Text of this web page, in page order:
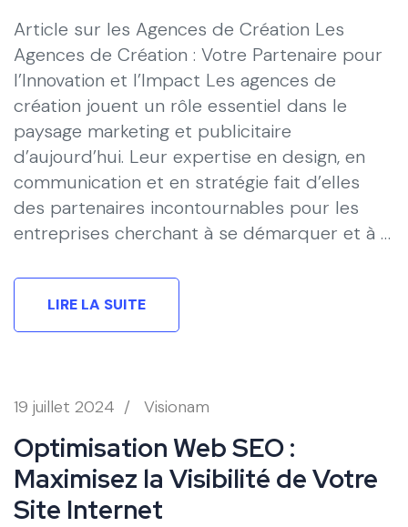
Article sur les Agences de Création Les
Agences de Création : Votre Partenaire pour
l’Innovation et l’Impact Les agences de
création jouent un rôle essentiel dans le
paysage marketing et publicitaire
d’aujourd’hui. Leur expertise en design, en
communication et en stratégie fait d’elles
des partenaires incontournables pour les
entreprises cherchant à se démarquer et à …
LIRE LA SUITE
19 juillet 2024 / Visionam
Optimisation Web SEO :
Maximisez la Visibilité de Votre
Site Internet